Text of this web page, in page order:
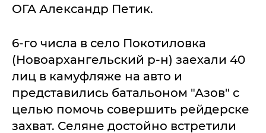
ОГА Александр Петик.
6-го числа в село Покотиловка
(Новоархангельский р-н) заехали 40
лиц в камуфляже на авто и
представились батальоном "Азов" с
целью помочь совершить рейдерске
захват. Селяне достойно встретили